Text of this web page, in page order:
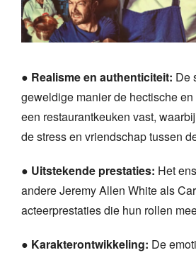
● Realisme en authenticiteit: De
geweldige manier de hectische
een restaurantkeuken vast,
de stress en vriendschap tussen
● Uitstekende prestaties: Het
andere Jeremy Allen White als
acteerprestaties die hun rollen
● Karakterontwikkeling: De